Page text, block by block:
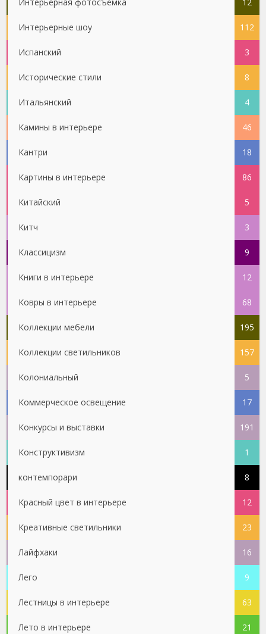
Интерьерные шоу 112
Испанский 3
Исторические стили 8
Итальянский 4
Камины в интерьере 46
Кантри 18
Картины в интерьере 86
Китайский 5
Китч 3
Классицизм 9
Книги в интерьере 12
Ковры в интерьере 68
Коллекции мебели 195
Коллекции светильников 157
Колониальный 5
Коммерческое освещение 17
Конкурсы и выставки 191
Конструктивизм 1
контемпорари 8
Красный цвет в интерьере 12
Креативные светильники 23
Лайфхаки 16
Лего 9
Лестницы в интерьере 63
Лето в интерьере 21